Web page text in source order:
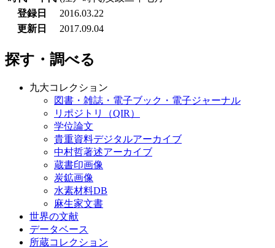
登録日
2016.03.22
更新日
2017.09.04
探す・調べる
九大コレクション
図書・雑誌・電子ブック・電子ジャーナル
リポジトリ（QIR）
学位論文
貴重資料デジタルアーカイブ
中村哲著述アーカイブ
蔵書印画像
炭鉱画像
水素材料DB
麻生家文書
世界の文献
データベース
所蔵コレクション